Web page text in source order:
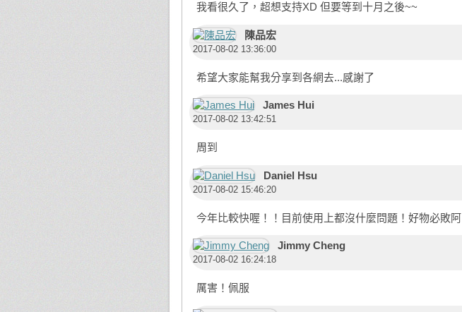
我看很久了，超想支持XD 但要等到十月之後~~
陳品宏
2017-08-02 13:36:00
希望大家能幫我分享到各網去...感謝了
James Hui
2017-08-02 13:42:51
周到
Daniel Hsu
2017-08-02 15:46:20
今年比較快喔！！目前使用上都沒什麼問題！好物必敗阿
Jimmy Cheng
2017-08-02 16:24:18
厲害！佩服